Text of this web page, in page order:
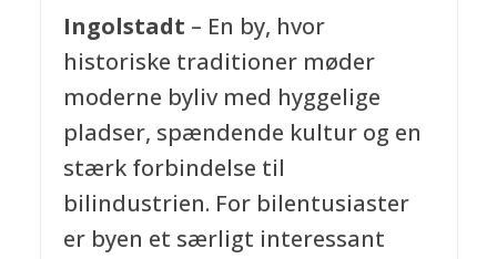
Ingolstadt – En by, hvor
historiske traditioner møder
moderne byliv med hyggelige
pladser, spændende kultur og en
stærk forbindelse til
bilindustrien. For bilentusiaster
er byen et særligt interessant